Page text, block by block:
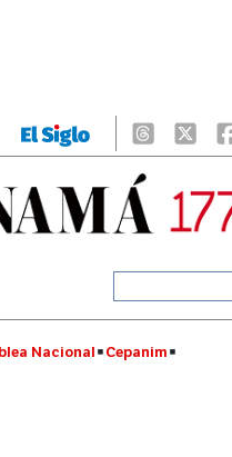
Nacional Cepanim